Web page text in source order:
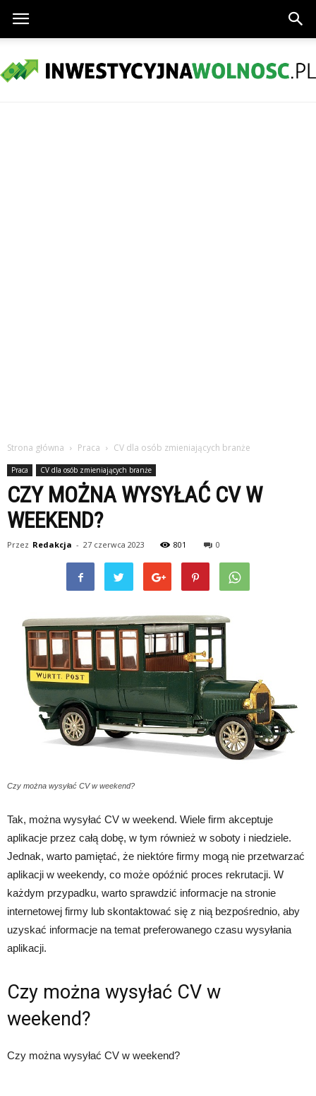
Strona główna Praca CV dla osób zmieniających branże
Praca CV dla osób zmieniających branże
CZY MOŻNA WYSYŁAĆ CV W
WEEKEND?
Przez Redakcja - 27 czerwca 2023 801 0
Czy można wysyłać CV w weekend?
Tak, można wysyłać CV w weekend. Wiele firm akceptuje
aplikacje przez całą dobę, w tym również w soboty i niedziele.
Jednak, warto pamiętać, że niektóre firmy mogą nie przetwarzać
aplikacji w weekendy, co może opóźnić proces rekrutacji. W
każdym przypadku, warto sprawdzić informacje na stronie
internetowej firmy lub skontaktować się z nią bezpośrednio, aby
uzyskać informacje na temat preferowanego czasu wysyłania
aplikacji.
Czy można wysyłać CV w
weekend?
Czy można wysyłać CV w weekend?